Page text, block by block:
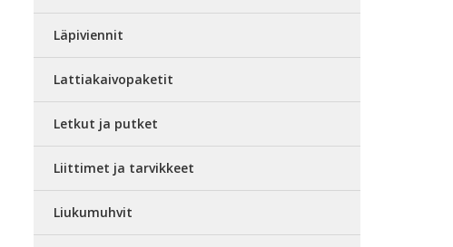
Läpiviennit
Lattiakaivopaketit
Letkut ja putket
Liittimet ja tarvikkeet
Liukumuhvit